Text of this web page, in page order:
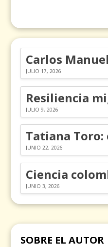
JULIO 17, 2026
JULIO 9, 2026
JUNIO 22, 2026
JUNIO 3, 2026
SOBRE EL AUTOR